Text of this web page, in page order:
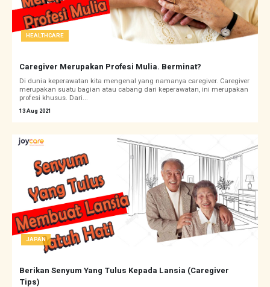
HEALTHCARE
Caregiver Merupakan Profesi Mulia. Berminat?
Di dunia keperawatan kita mengenal yang namanya caregiver. Caregiver
merupakan suatu bagian atau cabang dari keperawatan, ini merupakan
profesi khusus. Dari...
13 Aug 2021
JAPAN
Berikan Senyum Yang Tulus Kepada Lansia (Caregiver
Tips)